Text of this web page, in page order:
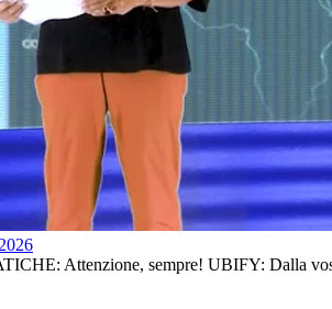
Attenzione, sempre! UBIFY: Dalla